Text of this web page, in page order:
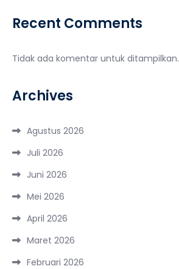
Recent Comments
Tidak ada komentar untuk ditampilkan.
Archives
Agustus 2026
Juli 2026
Juni 2026
Mei 2026
April 2026
Maret 2026
Februari 2026